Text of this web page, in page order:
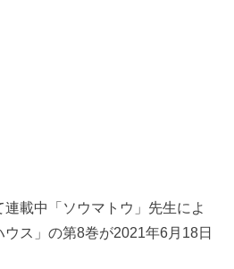
載中「ソウマトウ」先生によ
ス」の第8巻が2021年6月18日